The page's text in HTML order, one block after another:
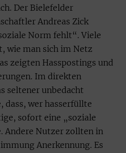
Der Bielefelder
Andreas Zick
Norm fehlt“. Viele
wie man sich im Netz
zeigten Hasspostings und
Im direkten
seltener unbedacht
dass, wer hasserfüllte
sofort eine „soziale
Andere Nutzer zollten in
Anerkennung. Es